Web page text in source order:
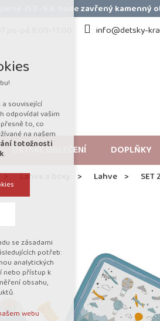
31.7.-9.8. bude zavřený
po-pá 9:00-17:00
info@detsky-
DĚTSKÉ OBLEČENÍ DOPLŇKY
Lahve a boxy Lahve SET
související
odpovídal vašim
to, co
na našem
totožnosti
.
apod.
se zásadami
potřeb:
analytických
nebo přístup k
obsahu,
webu